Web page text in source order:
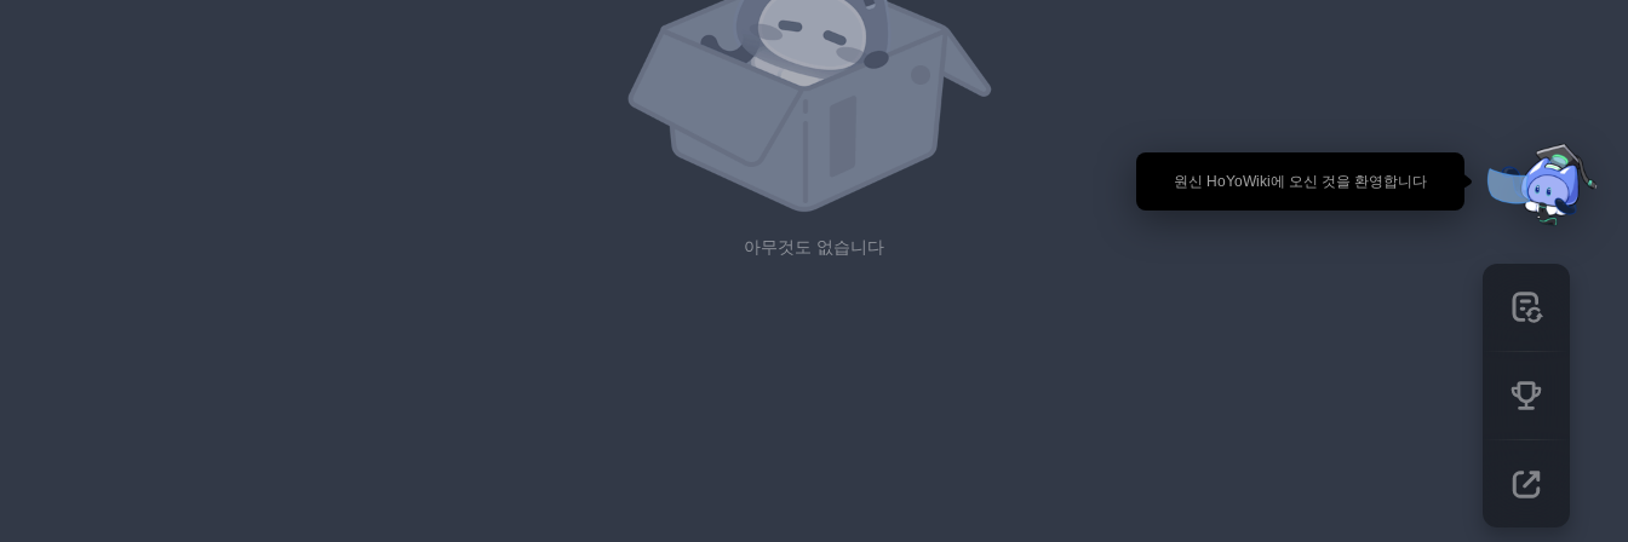
🎉 원신 HoYoWiki에 오신 것을 환영합니다
아무것도 없습니다